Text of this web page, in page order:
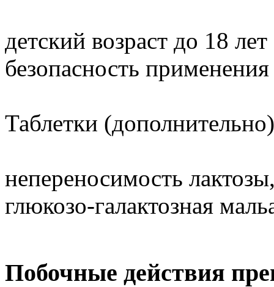
детский возраст до 18
безопасность
Таблетки (дополнительно)
непереносимость
глюкозо-галактозная
Побочные действия